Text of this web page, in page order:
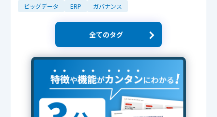
ビッグデータ
ERP ガバナンス
全てのタグ